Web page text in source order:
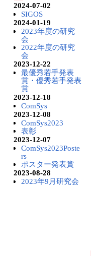
2024-07-02
SIGOS
2024-01-19
2023年度の研究
会
2022年度の研究
会
2023-12-22
最優秀若手発表
賞・優秀若手発表
賞
2023-12-18
ComSys
2023-12-08
ComSys2023
表彰
2023-12-07
ComSys2023Poste
rs
ポスター発表賞
2023-08-28
2023年9月研究会